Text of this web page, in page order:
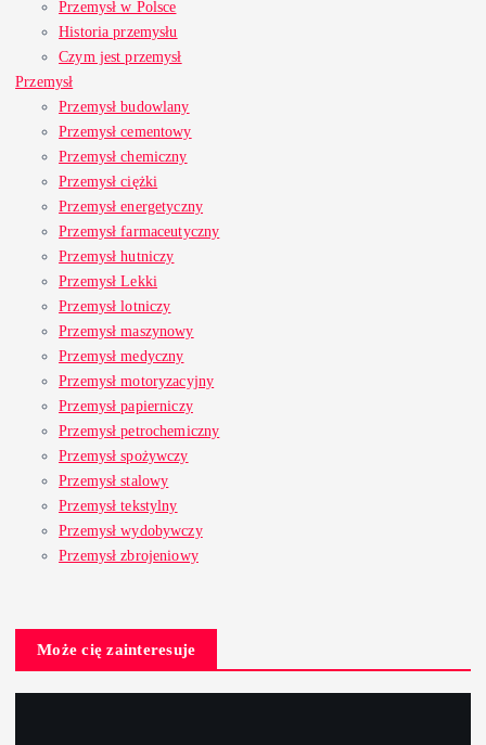
Przemysł w Polsce
Historia przemysłu
Czym jest przemysł
Przemysł
Przemysł budowlany
Przemysł cementowy
Przemysł chemiczny
Przemysł ciężki
Przemysł energetyczny
Przemysł farmaceutyczny
Przemysł hutniczy
Przemysł Lekki
Przemysł lotniczy
Przemysł maszynowy
Przemysł medyczny
Przemysł motoryzacyjny
Przemysł papierniczy
Przemysł petrochemiczny
Przemysł spożywczy
Przemysł stalowy
Przemysł tekstylny
Przemysł wydobywczy
Przemysł zbrojeniowy
Może cię zainteresuje